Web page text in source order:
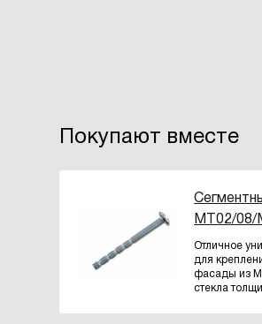
Покупают вместе
MT02/08/
Отличное
для
фасады из
стекла